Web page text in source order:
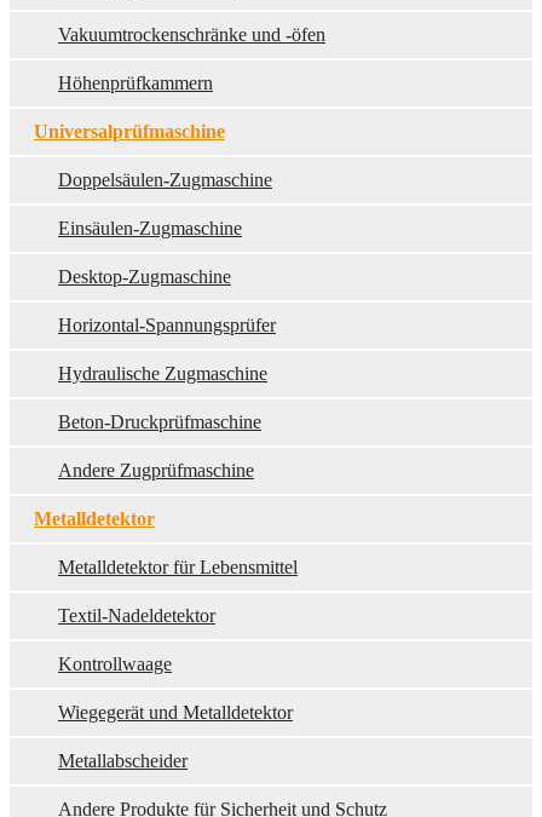
Vakuumtrockenschränke und -öfen
Höhenprüfkammern
Universalprüfmaschine
Doppelsäulen-Zugmaschine
Einsäulen-Zugmaschine
Desktop-Zugmaschine
Horizontal-Spannungsprüfer
Hydraulische Zugmaschine
Beton-Druckprüfmaschine
Andere Zugprüfmaschine
Metalldetektor
Metalldetektor für Lebensmittel
Textil-Nadeldetektor
Kontrollwaage
Wiegegerät und Metalldetektor
Metallabscheider
Andere Produkte für Sicherheit und Schutz